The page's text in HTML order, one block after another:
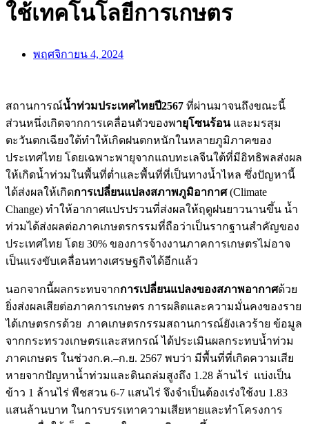
ใช้เทคโนโลยีการเกษตร
พฤศจิกายน 4, 2024
สถานการณ์น้ำท่วมประเทศไทยปี2567 ที่ผ่านมาจนถึงขณะนี้
ส่วนหนึ่งเกิดจากการเคลื่อนตัวของพายุโซนร้อน และมรสุม
ตะวันตกเฉียงใต้ทำให้เกิดฝนตกหนักในหลายภูมิภาคของ
ประเทศไทย โดยเฉพาะพายุจากแถบทะเลจีนใต้ที่มีอิทธิพลส่งผล
ให้เกิดน้ำท่วมในพื้นที่ต่ำและพื้นที่ที่เป็นทางน้ำไหล ซึ่งปัญหานี้
ได้ส่งผลให้เกิดการเปลี่ยนแปลงสภาพภูมิอากาศ(Climate
Change) ทำให้อากาศแปรปรวนที่ส่งผลให้ฤดูฝนยาวนานขึ้น น้ำ
ท่วมได้ส่งผลต่อภาคเกษตรกรรมที่ถือว่าเป็นรากฐานสำคัญของ
ประเทศไทย โดย 30% ของการจ้างงานภาคการเกษตรไม่อาจ
เป็นแรงขับเคลื่อนทางเศรษฐกิจได้อีกแล้ว
นอกจากนี้ผลกระทบจากการเปลี่ยนแปลงของสภาพอากาศด้วย
ยิ่งส่งผลเสียต่อภาคการเกษตร การผลิตและความมั่นคงของราย
ได้เกษตรกรด้วย ภาคเกษตรกรรมสถานการณ์ยังเลวร้าย ข้อมูล
จากกระทรวงเกษตรและสหกรณ์ ได้ประเมินผลกระทบน้ำท่วม
ภาคเกษตร ในช่วงก.ค.–ก.ย. 2567 พบว่า มีพื้นที่ที่เกิดความเสีย
หายจากปัญหาน้ำท่วมและดินถล่มสูงถึง 1.28 ล้านไร่ แบ่งเป็น
ข้าว 1 ล้านไร่ พืชสวน 6-7 แสนไร่ จึงจำเป็นต้องเร่งใช้งบ 1.83
แสนล้านบาท ในการบรรเทาความเสียหายและทำโครงการ